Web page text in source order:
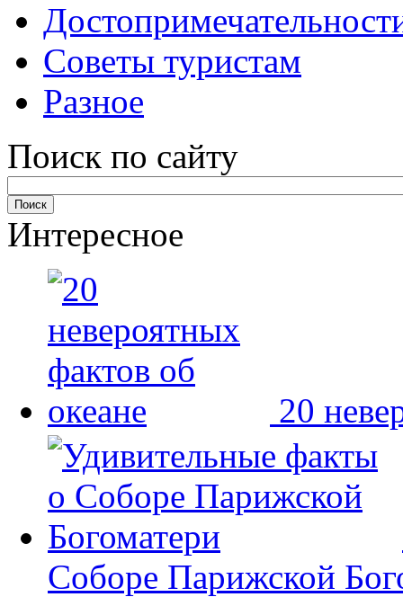
Советы туристам
Разное
Поиск по сайту
Интересное
20
Соборе Парижской